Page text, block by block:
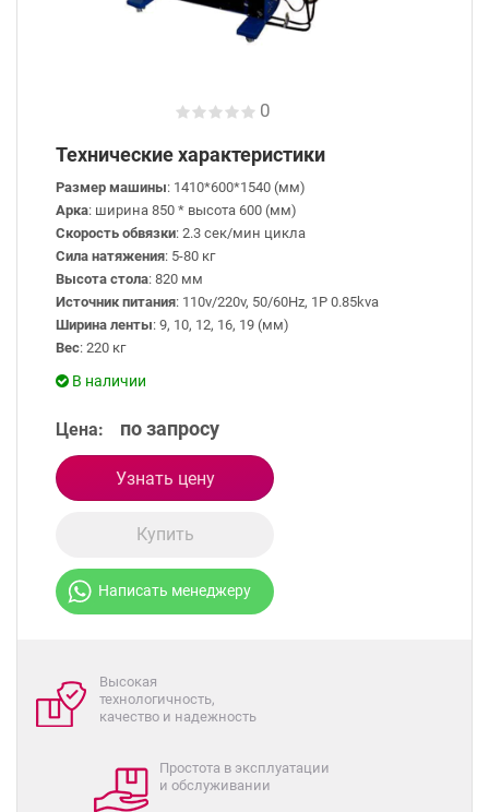
0
Технические характеристики
Размер машины: 1410*600*1540 (мм)
Арка: ширина 850 * высота 600 (мм)
Скорость обвязки: 2.3 сек/мин цикла
Сила натяжения: 5-80 кг
Высота стола: 820 мм
Источник питания: 110v/220v, 50/60Hz, 1P 0.85kva
Ширина ленты: 9, 10, 12, 16, 19 (мм)
Вес: 220 кг
В наличии
Цена: по запросу
Узнать цену
Купить
Написать менеджеру
Высокая
технологичность,
качество и надежность
Простота в эксплуатации
и обслуживании